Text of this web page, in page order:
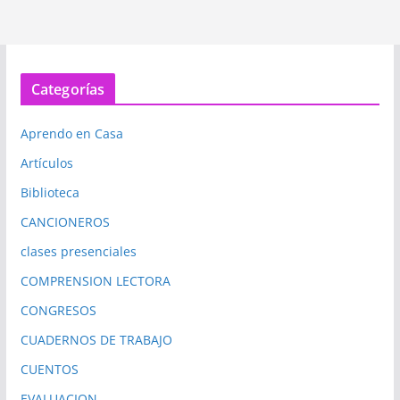
Categorías
Aprendo en Casa
Artículos
Biblioteca
CANCIONEROS
clases presenciales
COMPRENSION LECTORA
CONGRESOS
CUADERNOS DE TRABAJO
CUENTOS